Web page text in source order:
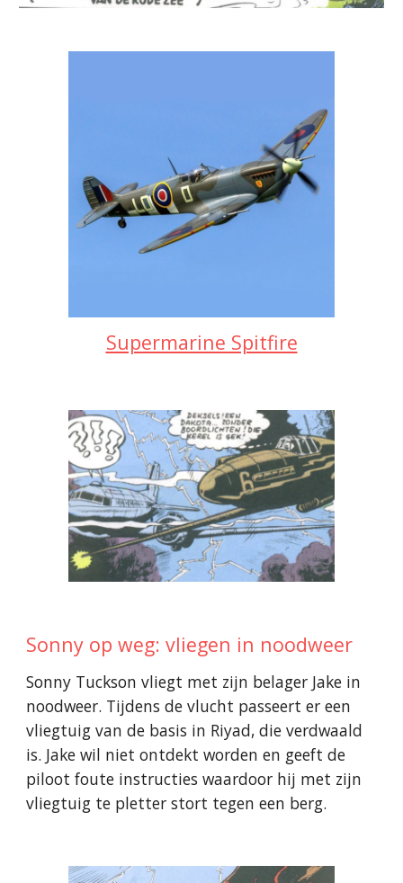
Supermarine Spitfire
Sonny op weg: vliegen in noodweer
Sonny Tuckson vliegt met zijn belager Jake in
noodweer. Tijdens de vlucht passeert er een
vliegtuig van de basis in Riyad, die verdwaald
is. Jake wil niet ontdekt worden en geeft de
piloot foute instructies waardoor hij met zijn
vliegtuig te pletter stort tegen een berg.